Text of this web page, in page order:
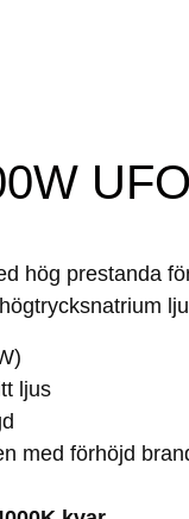
hög prestanda
ljus
med förhöjd